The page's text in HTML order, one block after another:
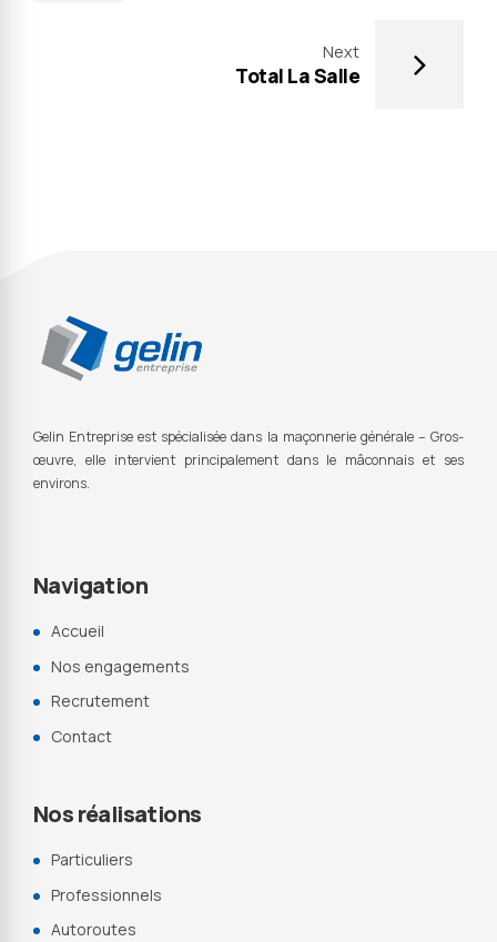
Next
Total La Salle
Gelin Entreprise est spécialisée dans la maçonnerie générale – Gros-
œuvre, elle intervient principalement dans le mâconnais et ses
environs.
Navigation
Accueil
Nos engagements
Recrutement
Contact
Nos réalisations
Particuliers
Professionnels
Autoroutes